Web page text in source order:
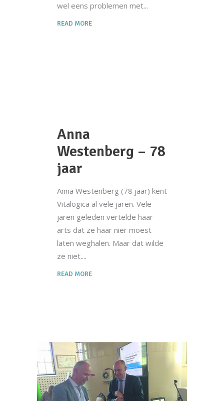
wel eens problemen met
READ MORE
Anna
Westenberg – 78
jaar
Anna Westenberg (78 jaar) kent
Vitalogica al vele jaren. Vele
jaren geleden vertelde haar
arts dat ze haar nier moest
laten weghalen. Maar dat wilde
ze niet.
READ MORE